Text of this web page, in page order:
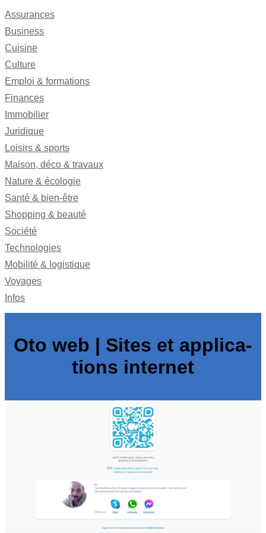
Assurances
Business
Cuisine
Culture
Emploi & formations
Finances
Immobilier
Juridique
Loisirs & sports
Maison, déco & travaux
Nature & écologie
Santé & bien-être
Shopping & beauté
Société
Technologies
Mobilité & logistique
Voyages
Infos
Oto web | Sites et applica­
tions internet